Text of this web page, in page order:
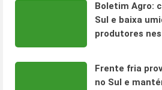
Boletim Agro:
Sul e baixa
produtores
Frente fria
no Sul e